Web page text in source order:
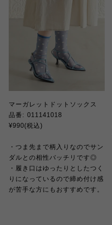
マーガレットドットソックス
品番: 011141018
¥990(税込)
・つま先まで柄入りなのでサン
ダルとの相性バッチリです◎
・履き口はゆったりとしたつく
りになっているので締め付け感
が苦手な方にもおすすめです。